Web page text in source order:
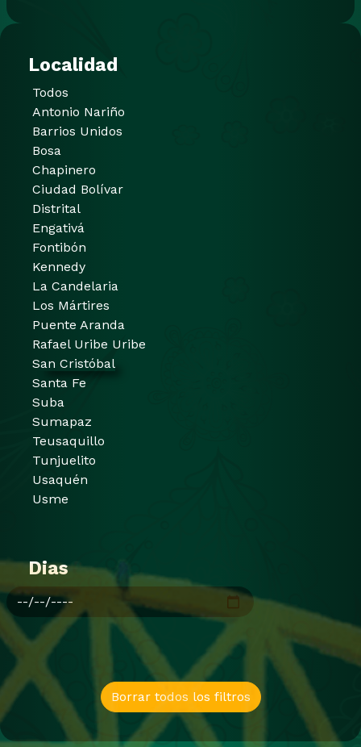
Localidad
Todos
Antonio Nariño
Barrios Unidos
Bosa
Chapinero
Ciudad Bolívar
Distrital
Engativá
Fontibón
Kennedy
La Candelaria
Los Mártires
Puente Aranda
Rafael Uribe Uribe
San Cristóbal
Santa Fe
Suba
Sumapaz
Teusaquillo
Tunjuelito
Usaquén
Usme
Dias
Borrar todos los filtros